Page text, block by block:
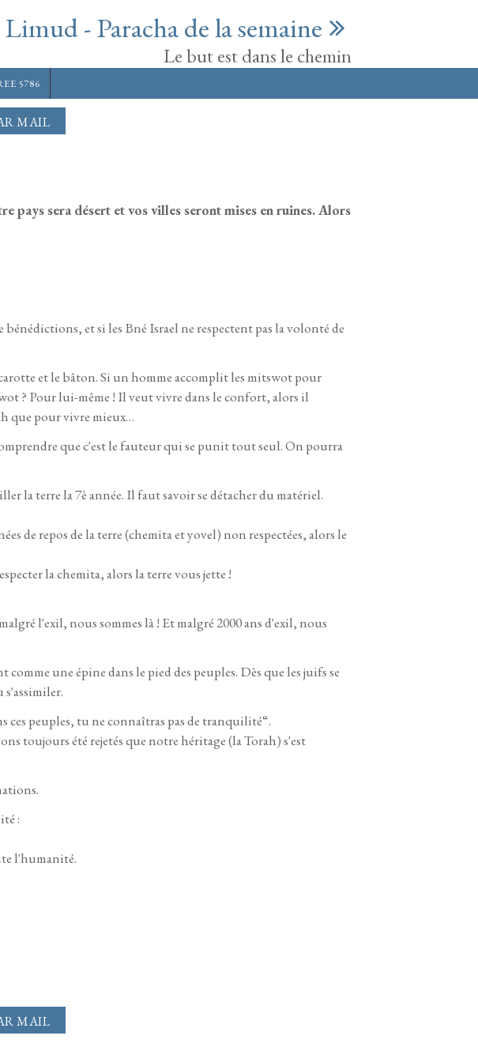
Limud - Paracha de la semaine
Le but est dans le chemin
5786
MAIL
pays sera désert et vos villes seront mises en ruines. Alors
et si les Bné Israel ne respectent pas la volonté de
et le bâton. Si un homme accomplit les mitswot pour
? Pour lui-même ! Il veut vivre dans le confort, alors il
que pour vivre mieux…
que c'est le fauteur qui se punit tout seul. On pourra
la terre la 7è année. Il faut savoir se détacher du matériel.
de repos de la terre (chemita et yovel) non respectées, alors le
la chemita, alors la terre vous jette !
l'exil, nous sommes là ! Et malgré 2000 ans d'exil, nous
une épine dans le pied des peuples. Dès que les juifs se
ces peuples, tu ne connaîtras pas de tranquilité“.
toujours été rejetés que notre héritage (la Torah) s'est
:
l'humanité.
MAIL